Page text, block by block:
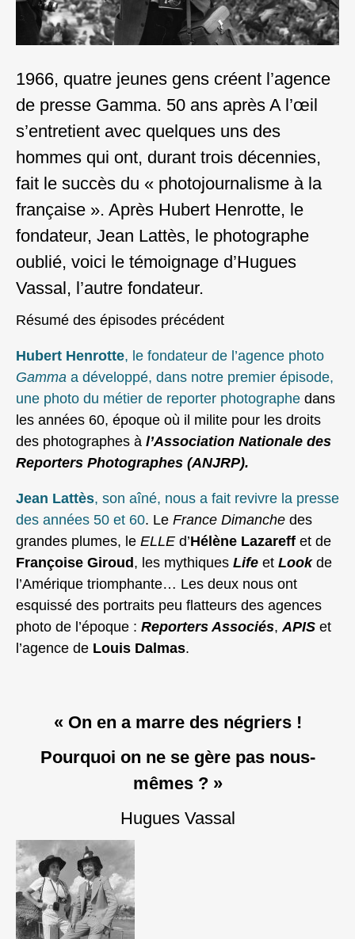
1966, quatre jeunes gens créent l’agence
de presse Gamma. 50 ans après A l’œil
s’entretient avec quelques uns des
hommes qui ont, durant trois décennies,
fait le succès du « photojournalisme à la
française ». Après Hubert Henrotte, le
fondateur, Jean Lattès, le photographe
oublié, voici le témoignage d’Hugues
Vassal, l’autre fondateur.
Résumé des épisodes précédent
Hubert Henrotte, le fondateur de l’agence photo
Gamma a développé, dans notre premier épisode,
une photo du métier de reporter photographe dans
les années 60, époque où il milite pour les droits
des photographes à l’Association Nationale des
Reporters Photographes (ANJRP).
Jean Lattès, son aîné, nous a fait revivre la presse
des années 50 et 60. Le France Dimanche des
grandes plumes, le ELLE d’Hélène Lazareff et de
Françoise Giroud, les mythiques Life et Lookde
l’Amérique triomphante… Les deux nous ont
esquissé des portraits peu flatteurs des agences
photo de l’époque : Reporters Associés, APIS et
l’agence de Louis Dalmas.
« On en a marre des négriers !
Pourquoi on ne se gère pas nous-
mêmes ? »
Hugues Vassal